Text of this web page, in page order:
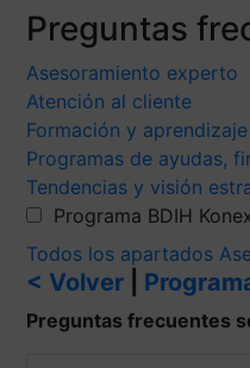
Preguntas
Asesoramiento experto
Atención al cliente
Formación y aprendizaje
Programas de ayudas,
Tendencias y visión
Programa BDIH
Todos los apartados
< Volver
Preguntas frecuentes